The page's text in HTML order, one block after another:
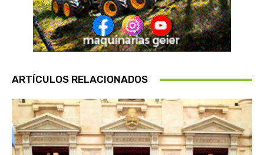
ARTÍCULOS RELACIONADOS